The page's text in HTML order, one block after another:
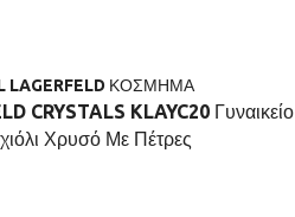
LAGERFELD ΚΟΣΜΗΜΑ
CRYSTALS KLAYC20 Γυναικείο
Χρυσό Με Πέτρες